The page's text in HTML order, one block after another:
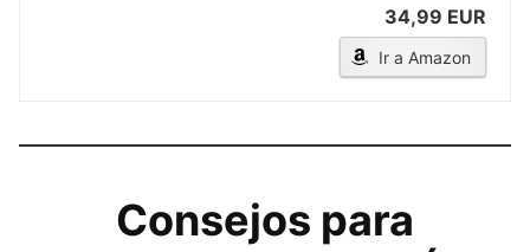
34,99 EUR
Ir a Amazon
Consejos para